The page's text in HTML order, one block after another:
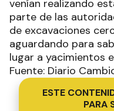
venían realizando
parte de las
de excavaciones
aguardando para
lugar a yacimientos
Fuente: Diario
ESTE
PARA